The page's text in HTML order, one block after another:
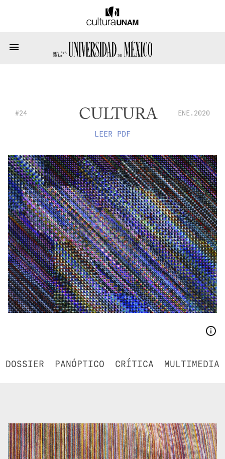
#24 CULTURA ENE.2020
LEER PDF
DOSSIER PANÓPTICO CRÍTICA MULTIMEDIA